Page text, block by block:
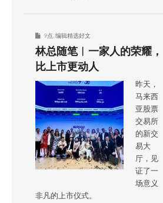
9点 编辑精选好文
林总随笔︱一家人的荣耀，
比上市更动人
昨天，
马来西
亚股票
交易所
的新交
易大
厅，见
证了一
场意义
非凡的上市仪式。